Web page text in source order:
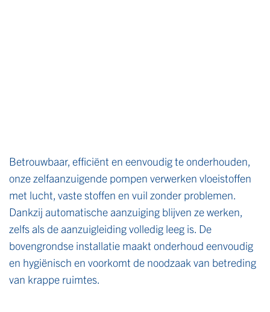
Betrouwbaar, efficiënt en eenvoudig te onderhouden,
onze zelfaanzuigende pompen verwerken vloeistoffen
met lucht, vaste stoffen en vuil zonder problemen.
Dankzij automatische aanzuiging blijven ze werken,
zelfs als de aanzuigleiding volledig leeg is. De
bovengrondse installatie maakt onderhoud eenvoudig
en hygiënisch en voorkomt de noodzaak van betreding
van krappe ruimtes.